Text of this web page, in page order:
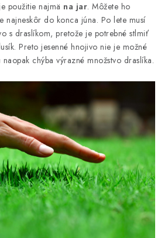
použitie najmä na jar. Môžete ho
najneskôr do konca júna. Po lete musí
s draslíkom, pretože je potrebné stlmiť
Preto jesenné hnojivo nie je možné
chýba výrazné množstvo draslíka.